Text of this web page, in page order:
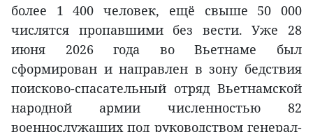
более 1 400 человек, ещё свыше 50 000
числятся пропавшими без вести. Уже 28
июня 2026 года во Вьетнаме был
сформирован и направлен в зону бедствия
поисково-спасательный отряд Вьетнамской
народной армии численностью 82
военнослужащих под руководством генерал-